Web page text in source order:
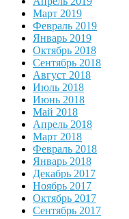
Март 2019
Февраль 2019
Январь 2019
Октябрь 2018
Сентябрь 2018
Август 2018
Июль 2018
Июнь 2018
Май 2018
Апрель 2018
Март 2018
Февраль 2018
Январь 2018
Декабрь 2017
Ноябрь 2017
Октябрь 2017
Сентябрь 2017